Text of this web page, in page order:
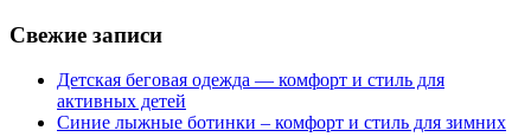
Свежие записи
Детская беговая одежда — комфорт и стиль для
активных детей
Синие лыжные ботинки – комфорт и стиль для зимних